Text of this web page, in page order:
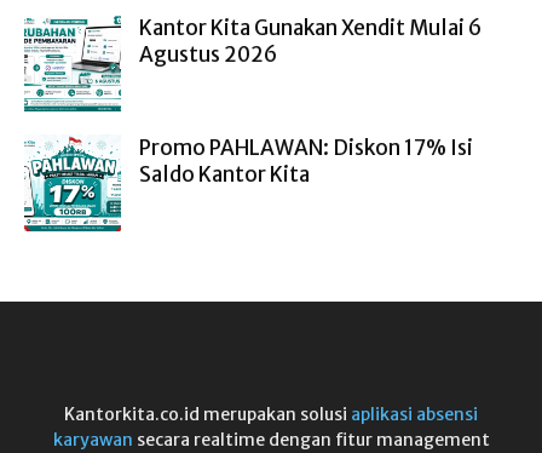
Kantor Kita Gunakan Xendit Mulai 6
Agustus 2026
Promo PAHLAWAN: Diskon 17% Isi
Saldo Kantor Kita
Kantorkita.co.id merupakan solusi aplikasi absensi
karyawan secara realtime dengan fitur management